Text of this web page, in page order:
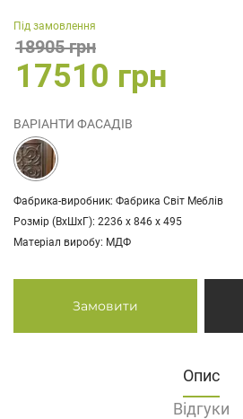
Під замовлення
17510 грн
18905 грн
ВАРІАНТИ ФАСАДІВ
Фабрика-виробник: Фабрика Світ Меблів
Розмір (ВхШхГ): 2236 х 846 х 495
Матеріал виробу: МДФ
Замовити
Опис
Відгуки